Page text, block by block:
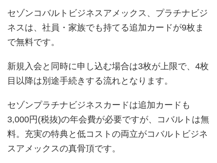
セゾンコバルトビジネスアメックス、プラチナビジ
ネスは、社員・家族でも持てる追加カードが9枚ま
で無料です。
新規入会と同時に申し込む場合は3枚が上限で、4枚
目以降は別途手続きする流れとなります。
セゾンプラチナビジネスカードは追加カードも
3,000円(税抜)の年会費が必要ですが、コバルトは無
料。充実の特典と低コストの両立がコバルトビジネ
スアメックスの真骨頂です。